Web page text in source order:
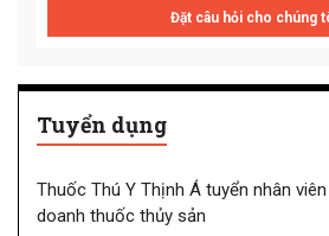
Đặt câu hỏi cho chúng
Tuyển dụng
Thuốc Thú Y Thịnh Á tuyển nhân
doanh thuốc thủy sản